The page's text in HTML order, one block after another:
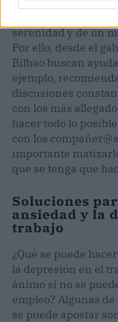
serenidad y de un
Por ello, desde el
Bilbao buscan
ejemplo,
discusiones
con los más
hacer todo lo
con los
importante
que se tenga que
Soluciones
ansiedad y la
trabajo
¿Qué se puede
la depresión en el
ánimo si no se
empleo? Algunas
se puede apostar